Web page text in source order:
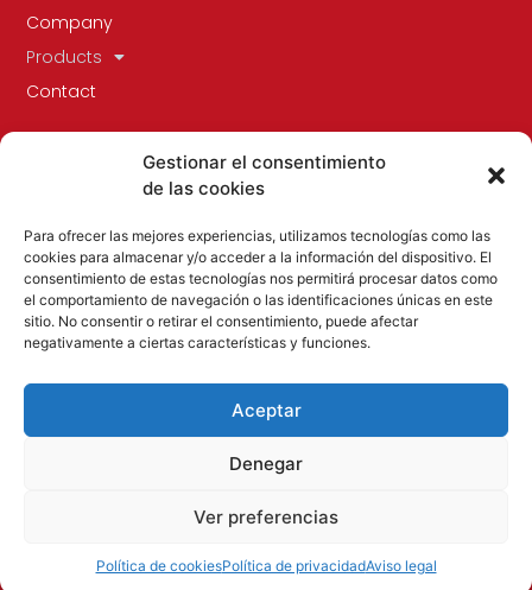
Gestionar el consentimiento
de las cookies
Para ofrecer las mejores experiencias, utilizamos tecnologías como las
cookies para almacenar y/o acceder a la información del dispositivo. El
consentimiento de estas tecnologías nos permitirá procesar datos como
el comportamiento de navegación o las identificaciones únicas en este
sitio. No consentir o retirar el consentimiento, puede afectar
negativamente a ciertas características y funciones.
Aceptar
Denegar
Ver preferencias
Política de cookiesPolítica de privacidadAviso legal
Especialistas en todo tipo de embalaje flexible,
el stretch film, films adhesivos, papel y precintos.
Company
Products
Contact
© Stretch y Retráctil – Aviso legal – Política de privacidad
Política de cookies